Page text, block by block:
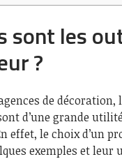
sont les
?
de
d’une grande
effet, le choix d’un
exemples et leur